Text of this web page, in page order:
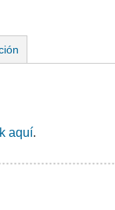
aquí.